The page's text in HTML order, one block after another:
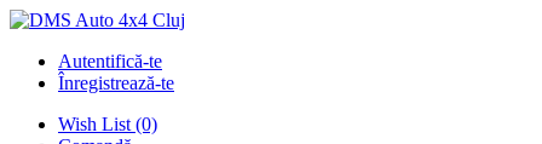
Autentifică-te
Înregistrează-te
Wish List (0)